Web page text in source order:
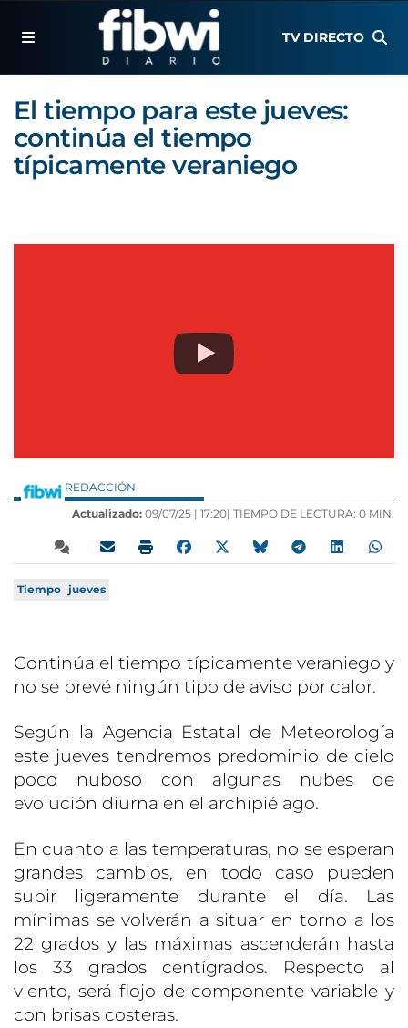
TV DIRECTO
El tiempo para este jueves:
continúa el tiempo
típicamente veraniego
REDACCIÓN
Actualizado: 09/07/25 | 17:20| TIEMPO DE LECTURA: 0 MIN.
Tiempo jueves
Continúa el tiempo típicamente veraniego y
no se prevé ningún tipo de aviso por calor.
Según la Agencia Estatal de Meteorología
este jueves tendremos predominio de cielo
poco nuboso con algunas nubes de
evolución diurna en el archipiélago.
En cuanto a las temperaturas, no se esperan
grandes cambios, en todo caso pueden
subir ligeramente durante el día. Las
mínimas se volverán a situar en torno a los
22 grados y las máximas ascenderán hasta
los 33 grados centígrados. Respecto al
viento, será flojo de componente variable y
con brisas costeras.